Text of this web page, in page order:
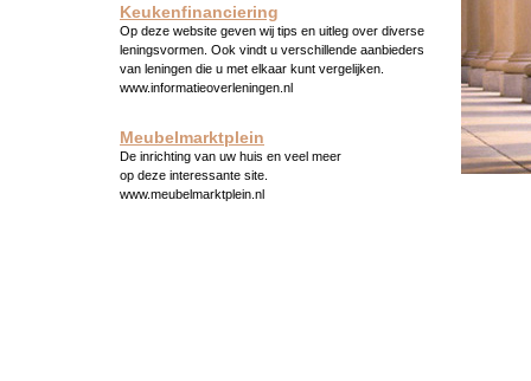
Keukenfinanciering
Op deze website geven wij tips en uitleg over diverse
leningsvormen. Ook vindt u verschillende aanbieders
van leningen die u met elkaar kunt vergelijken.
www.informatieoverleningen.nl
Meubelmarktplein
De inrichting van uw huis en veel meer
op deze interessante site.
www.meubelmarktplein.nl